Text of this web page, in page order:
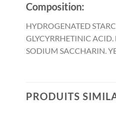
Composition:
HYDROGENATED
GLYCYRRHETINIC
SODIUM SACCHARIN.
PRODUITS